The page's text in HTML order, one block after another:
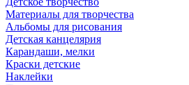
Материалы для творчества
Альбомы для рисования
Детская канцелярия
Карандаши, мелки
Краски детские
Наклейки